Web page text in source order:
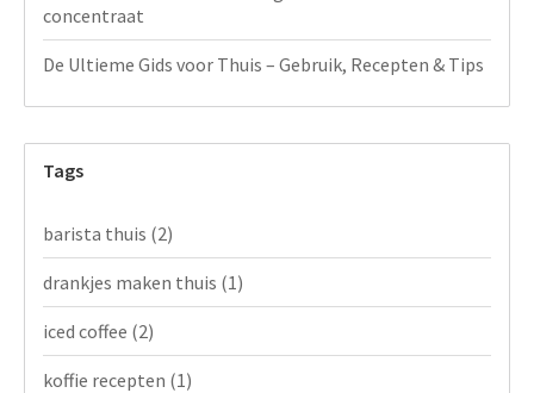
concentraat
De Ultieme Gids voor Thuis – Gebruik, Recepten & Tips
Tags
barista thuis (2)
drankjes maken thuis (1)
iced coffee (2)
koffie recepten (1)